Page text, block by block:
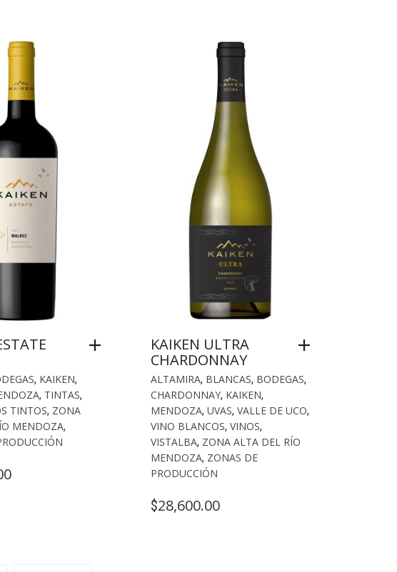
, KAIKEN,
, TINTAS,
TINTOS, ZONA
MENDOZA,
KAIKEN ULTRA
CHARDONNAY
ALTAMIRA, BLANCAS, BODEGAS,
CHARDONNAY, KAIKEN,
MENDOZA,UVAS,VALLE DE UCO,
VINO BLANCOS,VINOS,
VISTALBA, ZONA ALTA DEL RÍO
MENDOZA, ZONAS DE
PRODUCCIÓN
$28,600.00